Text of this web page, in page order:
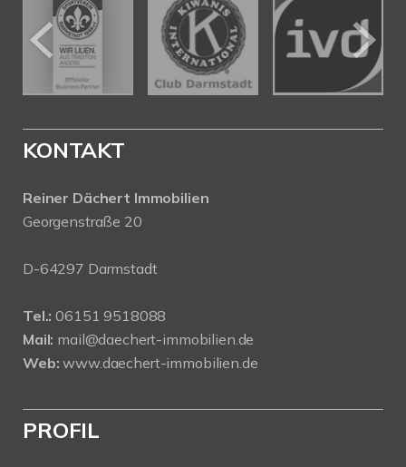
KONTAKT
Reiner Dächert Immobilien
Georgenstraße 20
D-64297 Darmstadt
Tel.: 06151 9518088
Mail: mail@daechert-immobilien.de
Web: www.daechert-immobilien.de
PROFIL